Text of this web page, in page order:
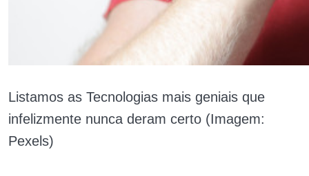
Listamos as Tecnologias mais geniais que
infelizmente nunca deram certo (Imagem:
Pexels)